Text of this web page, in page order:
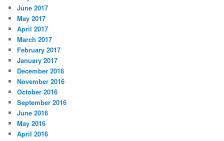
June 2017
May 2017
April 2017
March 2017
February 2017
January 2017
December 2016
November 2016
October 2016
September 2016
June 2016
May 2016
April 2016